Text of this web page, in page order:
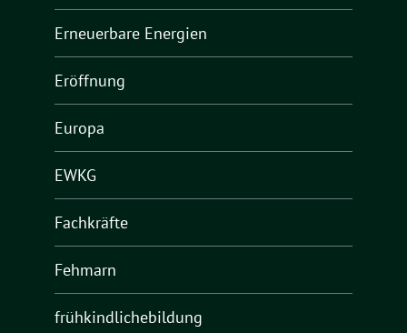
Erneuerbare Energien
Eröffnung
Europa
EWKG
Fachkräfte
Fehmarn
frühkindlichebildung